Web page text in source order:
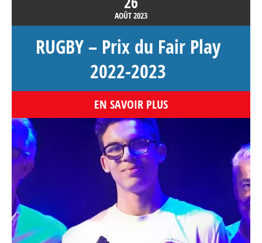
AOÛT2023
RUGBY – Prix du Fair Play
2022-2023
EN SAVOIR PLUS